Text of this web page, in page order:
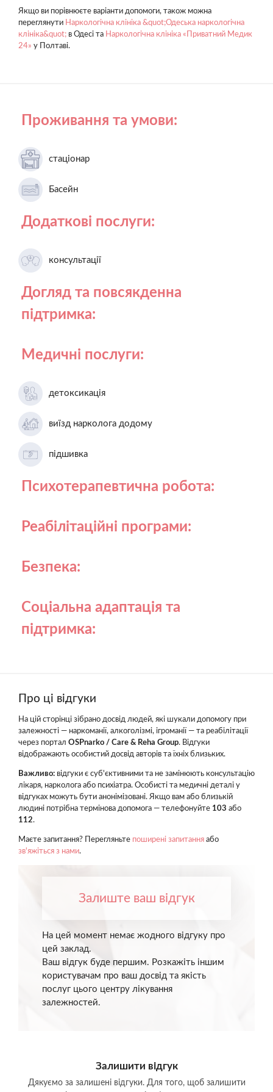
Якщо ви порівнюєте варіанти допомоги, також можна
переглянути Наркологічна клініка &quot;Одеська наркологічна
клініка&quot; в Одесі та Наркологічна клініка «Приватний Медик
24» у Полтаві.
Проживання та умови:
стаціонар
Басейн
Додаткові послуги:
консультації
Догляд та повсякденна
підтримка:
Медичні послуги:
детоксикація
виїзд нарколога додому
підшивка
Психотерапевтична робота:
Реабілітаційні програми:
Безпека:
Соціальна адаптація та
підтримка:
Про ці відгуки
На цій сторінці зібрано досвід людей, які шукали допомогу при
залежності — наркоманії, алкоголізмі, ігроманії — та реабілітації
через портал OSPnarko / Care & Reha Group. Відгуки
відображають особистий досвід авторів та їхніх близьких.
Важливо: відгуки є суб'єктивними та не замінюють консультацію
лікаря, нарколога або психіатра. Особисті та медичні деталі у
відгуках можуть бути анонімізовані. Якщо вам або близькій
людині потрібна термінова допомога — телефонуйте 103 або
112.
Маєте запитання? Перегляньте поширені запитання або
зв'яжіться з нами.
Залиште ваш відгук
На цей момент немає жодного відгуку про
цей заклад.
Ваш відгук буде першим. Розкажіть іншим
користувачам про ваш досвід та якість
послуг цього центру лікування
залежностей.
Залишити відгук
Дякуємо за залишені відгуки. Для того, щоб залишити